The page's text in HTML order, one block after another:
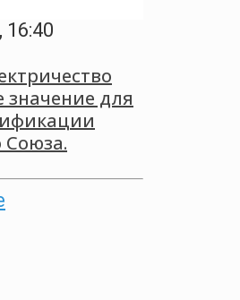
значение для
Союза.